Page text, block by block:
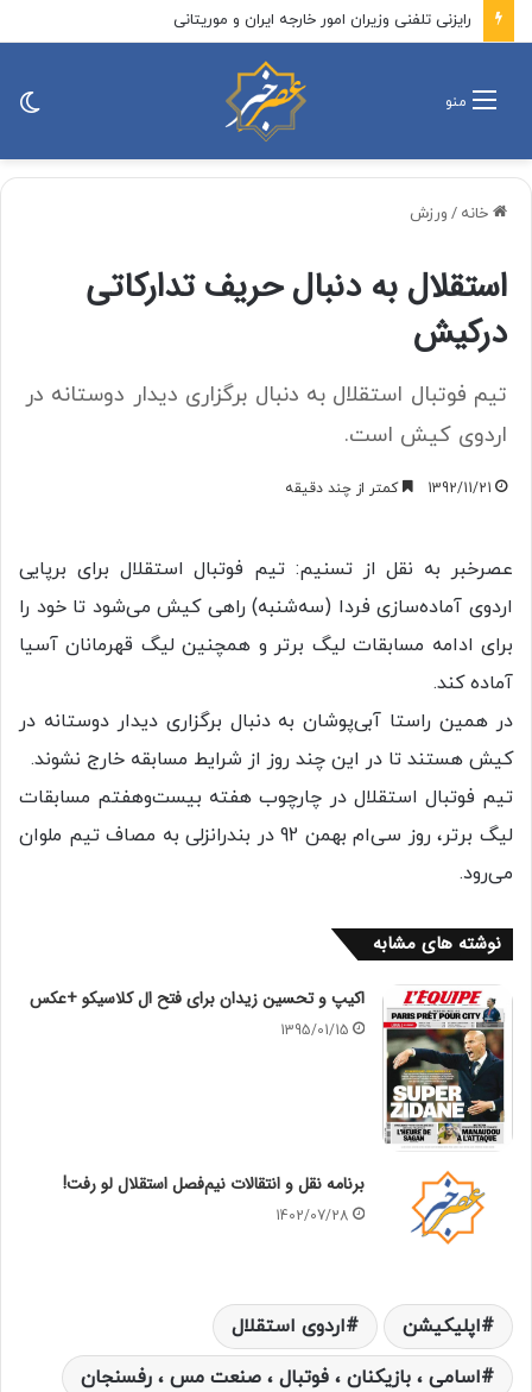
منو
خانه / ورزش
استقلال به دنبال حریف تدارکاتی
درکیش
تیم فوتبال استقلال به دنبال برگزاری دیدار دوستانه در
اردوی کیش است.
1392/11/21 کمتر از چند دقیقه
عصرخبر به نقل از تسنیم: تیم فوتبال استقلال برای برپایی
اردوی آماده‌سازی فردا (سه‌شنبه) راهی کیش می‌شود تا خود را
برای ادامه مسابقات لیگ برتر و همچنین لیگ قهرمانان آسیا
آماده کند.
در همین راستا آبی‌پوشان به دنبال برگزاری دیدار دوستانه در
کیش هستند تا در این چند روز از شرایط مسابقه خارج نشوند.
تیم فوتبال استقلال در چارچوب هفته بیست‌وهفتم مسابقات
لیگ برتر، روز سی‌ام بهمن 92 در بندرانزلی به مصاف تیم ملوان
می‌رود.
نوشته های مشابه
اکیپ و تحسین زیدان برای فتح ال کلاسیکو +عکس
1395/01/15
برنامه نقل و انتقالات نیم‌فصل استقلال لو رفت!
1402/07/28
اپلیکیشن
اردوی استقلال
اسامی ، بازیکنان ، فوتبال ، صنعت مس ، رفسنجان